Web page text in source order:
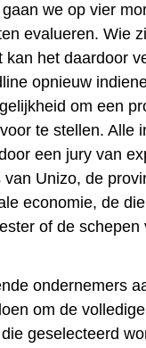
we op vier
evalueren. Wie
het daardoor
opnieuw
om een
te stellen. Alle
een jury van
Unizo, de
economie, de
of de schepen
ondernemers
om de
geselecteerd